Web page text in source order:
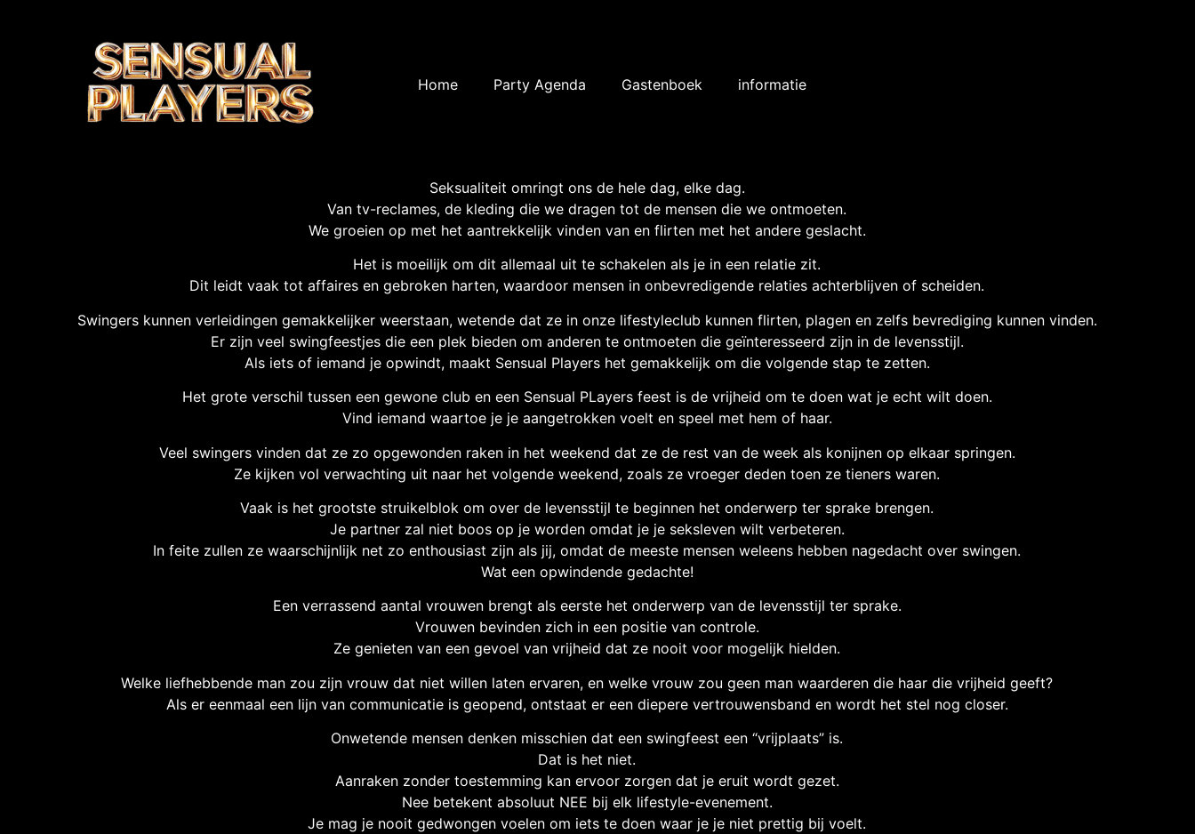
Home Party Agenda Gastenboek informatie
Seksualiteit omringt ons de hele dag, elke dag.
Van tv-reclames, de kleding die we dragen tot de mensen die we ontmoeten.
We groeien op met het aantrekkelijk vinden van en flirten met het andere geslacht.
Het is moeilijk om dit allemaal uit te schakelen als je in een relatie zit.
Dit leidt vaak tot affaires en gebroken harten, waardoor mensen in onbevredigende relaties achterblijven of scheiden.
Swingers kunnen verleidingen gemakkelijker weerstaan, wetende dat ze in onze lifestyleclub kunnen flirten, plagen en zelfs bevrediging kunnen vinden.
Er zijn veel swingfeestjes die een plek bieden om anderen te ontmoeten die geïnteresseerd zijn in de levensstijl.
Als iets of iemand je opwindt, maakt Sensual Players het gemakkelijk om die volgende stap te zetten.
Het grote verschil tussen een gewone club en een Sensual PLayers feest is de vrijheid om te doen wat je echt wilt doen.
Vind iemand waartoe je je aangetrokken voelt en speel met hem of haar.
Veel swingers vinden dat ze zo opgewonden raken in het weekend dat ze de rest van de week als konijnen op elkaar springen.
Ze kijken vol verwachting uit naar het volgende weekend, zoals ze vroeger deden toen ze tieners waren.
Vaak is het grootste struikelblok om over de levensstijl te beginnen het onderwerp ter sprake brengen.
Je partner zal niet boos op je worden omdat je je seksleven wilt verbeteren.
In feite zullen ze waarschijnlijk net zo enthousiast zijn als jij, omdat de meeste mensen weleens hebben nagedacht over swingen.
Wat een opwindende gedachte!
Een verrassend aantal vrouwen brengt als eerste het onderwerp van de levensstijl ter sprake.
Vrouwen bevinden zich in een positie van controle.
Ze genieten van een gevoel van vrijheid dat ze nooit voor mogelijk hielden.
Welke liefhebbende man zou zijn vrouw dat niet willen laten ervaren, en welke vrouw zou geen man waarderen die haar die vrijheid geeft?
Als er eenmaal een lijn van communicatie is geopend, ontstaat er een diepere vertrouwensband en wordt het stel nog closer.
Onwetende mensen denken misschien dat een swingfeest een “vrijplaats” is.
Dat is het niet.
Aanraken zonder toestemming kan ervoor zorgen dat je eruit wordt gezet.
Nee betekent absoluut NEE bij elk lifestyle-evenement.
Je mag je nooit gedwongen voelen om iets te doen waar je je niet prettig bij voelt.